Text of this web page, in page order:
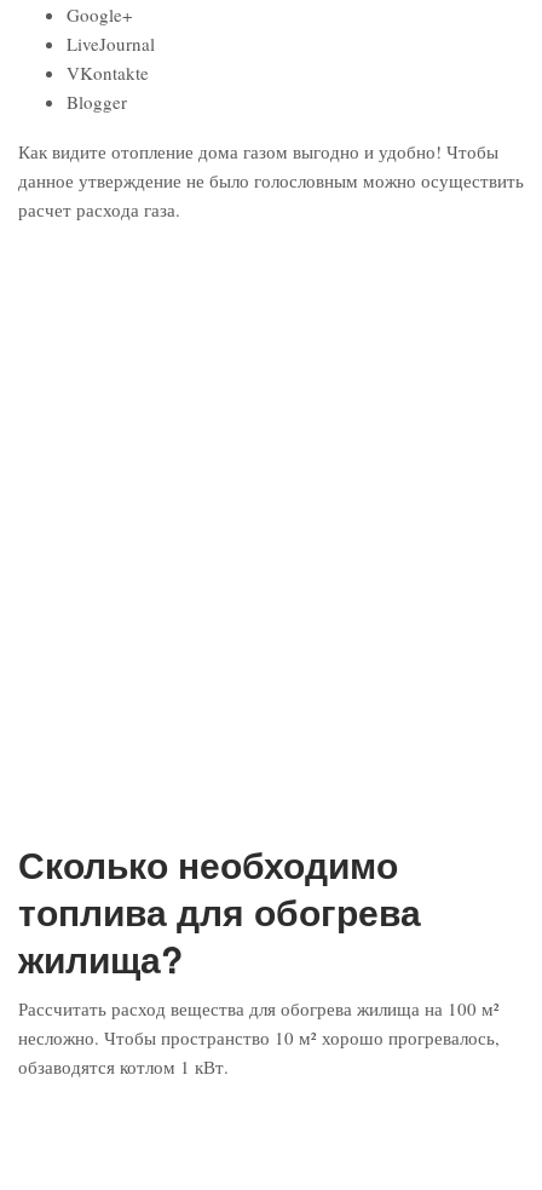
Google+
LiveJournal
VKontakte
Blogger
Как видите отопление дома газом выгодно и удобно! Чтобы
данное утверждение не было голословным можно осуществить
расчет расхода газа.
Сколько необходимо
топлива для обогрева
жилища?
Рассчитать расход вещества для обогрева жилища на 100 м²
несложно. Чтобы пространство 10 м² хорошо прогревалось,
обзаводятся котлом 1 кВт.